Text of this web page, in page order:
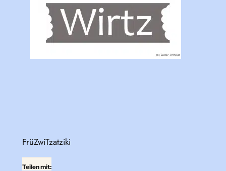
FrüZwiTzatziki
Teilen mit: